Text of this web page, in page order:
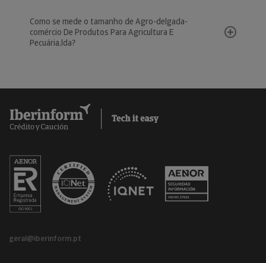
Como se mede o tamanho de Agro-delgada-
comércio De Produtos Para Agricultura E
Pecuária,lda?
geral@iberinform.pt